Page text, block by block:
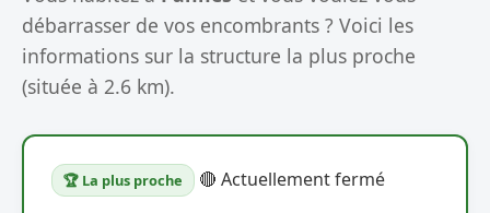
débarrasser de vos encombrants ? Voici les
informations sur la structure la plus proche
(située à 2.6 km).
🏆 La plus proche 🔴 Actuellement fermé